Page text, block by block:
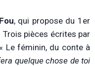
, qui propose du 1er
Trois pièces écrites par
Le féminin, du conte à
quelque chose de toi